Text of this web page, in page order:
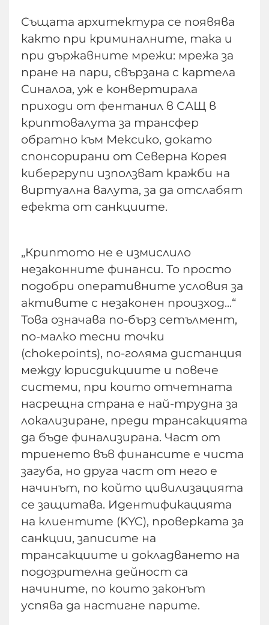
Същата архитектура се появява
както при криминалните, така и
при държавните мрежи: мрежа за
пране на пари, свързана с картела
Синалоа, уж е конвертирала
приходи от фентанил в САЩ в
криптовалута за трансфер
обратно към Мексико, докато
спонсорирани от Северна Корея
кибергрупи използват кражби на
виртуална валута, за да отслабят
ефекта от санкциите.
„Криптото не е измислило
незаконните финанси. То просто
подобри оперативните условия за
активите с незаконен произход...“
Това означава по-бърз сетълмент,
по-малко тесни точки
(chokepoints), по-голяма дистанция
между юрисдикциите и повече
системи, при които отчетната
насрещна страна е най-трудна за
локализиране, преди трансакцията
да бъде финализирана. Част от
триенето във финансите е чиста
загуба, но друга част от него е
начинът, по който цивилизацията
се защитава. Идентификацията
на клиентите (KYC), проверката за
санкции, записите на
трансакциите и докладването на
подозрителна дейност са
начините, по които законът
успява да настигне парите.